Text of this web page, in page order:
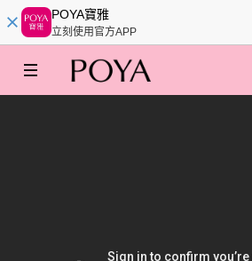
POYA寶雅
立刻使用官方APP